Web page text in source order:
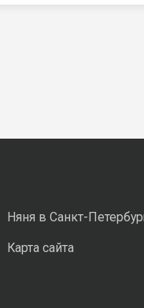
Няня в Санкт-
Карта сайта